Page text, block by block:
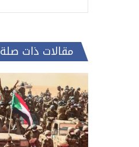
مقالات ذات صلة